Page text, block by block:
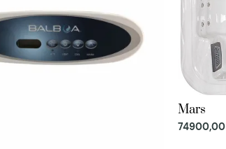
Mars
74900,00